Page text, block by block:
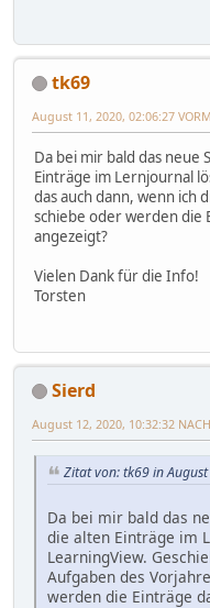
tk69
August 11, 2020, 02:06:27
Da bei mir bald das neue
Einträge im Lernjournal
das auch dann, wenn ich
schiebe oder werden die
angezeigt?
Vielen Dank für die Info!
Torsten
Sierd
August 12, 2020, 10:32:32
Zitat von: tk69 in August
Da bei mir bald das
die alten Einträge im
LearningView.
Aufgaben des
werden die Einträge